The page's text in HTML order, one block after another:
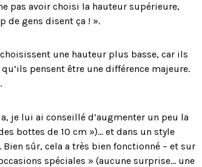
pas avoir choisi la hauteur supérieure,
de gens disent ça ! ».
une hauteur plus basse, car ils
pensent être une différence majeure.
je lui ai conseillé d’augmenter un peu la
bottes de 10 cm »)… et dans un style
sûr, cela a très bien fonctionné – et sur
spéciales » (aucune surprise… une